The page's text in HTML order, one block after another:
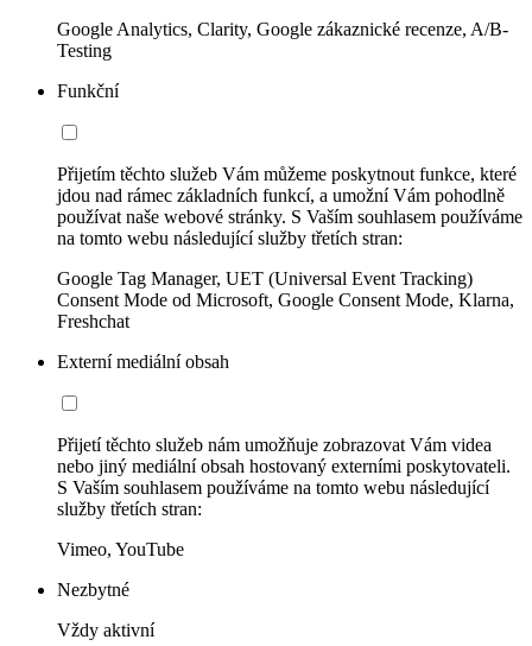
Google Analytics, Clarity, Google zákaznické recenze, A/B-
Testing
Funkční
Přijetím těchto služeb Vám můžeme poskytnout funkce, které
jdou nad rámec základních funkcí, a umožní Vám pohodlně
používat naše webové stránky. S Vaším souhlasem používáme
na tomto webu následující služby třetích stran:
Google Tag Manager, UET (Universal Event Tracking)
Consent Mode od Microsoft, Google Consent Mode, Klarna,
Freshchat
Externí mediální obsah
Přijetí těchto služeb nám umožňuje zobrazovat Vám videa
nebo jiný mediální obsah hostovaný externími poskytovateli.
S Vaším souhlasem používáme na tomto webu následující
služby třetích stran:
Vimeo, YouTube
Nezbytné
Vždy aktivní